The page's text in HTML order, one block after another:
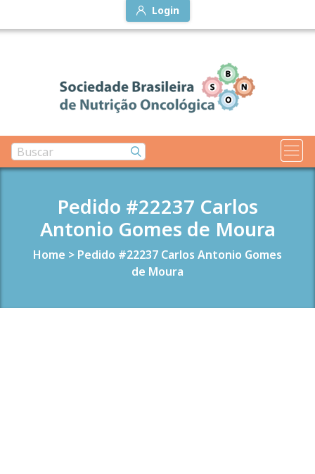
Login
Pedido #22237 Carlos
Antonio Gomes de Moura
Home > Pedido #22237 Carlos Antonio Gomes
de Moura